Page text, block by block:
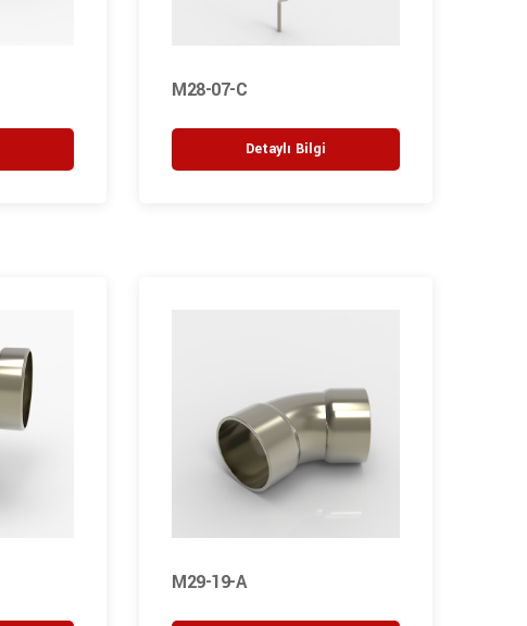
M28-07-C
Detaylı Bilgi
M29-19-A